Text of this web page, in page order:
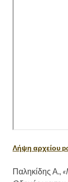
Λήψη αρχείου
Παληκίδης Α., «